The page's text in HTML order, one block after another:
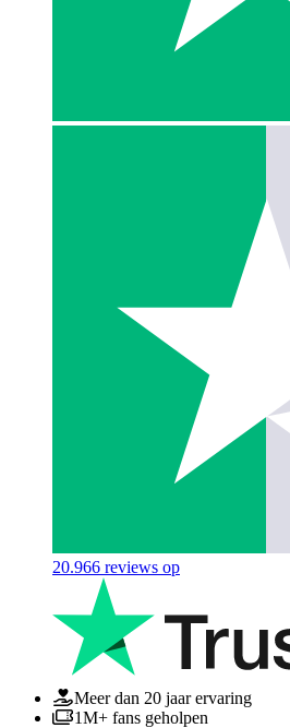
20.966 reviews op
Meer dan 20 jaar ervaring
1M+ fans geholpen